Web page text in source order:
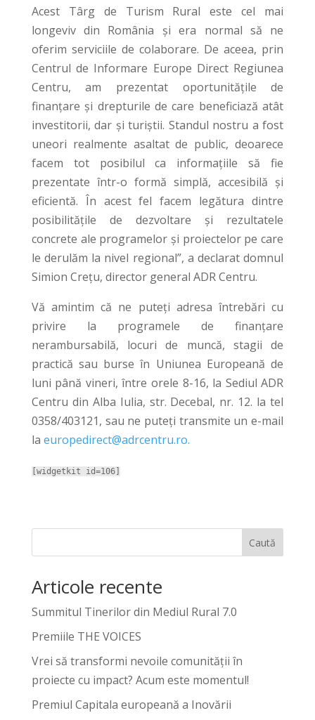
Acest Târg de Turism Rural este cel mai
longeviv din România și era normal să ne
oferim serviciile de colaborare. De aceea, prin
Centrul de Informare Europe Direct Regiunea
Centru, am prezentat oportunitățile de
finanțare și drepturile de care beneficiază atât
investitorii, dar și turiștii. Standul nostru a fost
uneori realmente asaltat de public, deoarece
facem tot posibilul ca informațiile să fie
prezentate într-o formă simplă, accesibilă și
eficientă. În acest fel facem legătura dintre
posibilitățile de dezvoltare și rezultatele
concrete ale programelor și proiectelor pe care
le derulăm la nivel regional”, a declarat domnul
Simion Crețu, director general ADR Centru.
Vă amintim că ne puteți adresa întrebări cu
privire la programele de finanțare
nerambursabilă, locuri de muncă, stagii de
practică sau burse în Uniunea Europeană de
luni până vineri, între orele 8-16, la Sediul ADR
Centru din Alba Iulia, str. Decebal, nr. 12. la tel
0358/403121, sau ne puteți transmite un e-mail
la europedirect@adrcentru.ro.
[widgetkit id=106]
Caută
Articole recente
Summitul Tinerilor din Mediul Rural 7.0
Premiile THE VOICES
Vrei să transformi nevoile comunității în
proiecte cu impact? Acum este momentul!
Premiul Capitala europeană a Inovării